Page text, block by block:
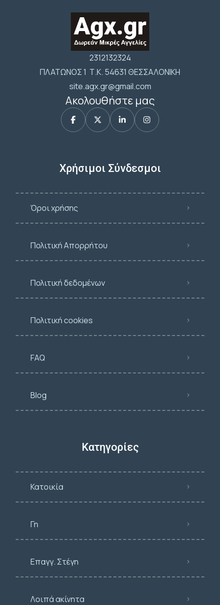
2312132324
ΠΛΑΤΩΝΟΣ 1 Τ.Κ. 54631 ΘΕΣΣΑΛΟΝΙΚΗ
site.agx.gr@gmail.com
Ακολουθήστε μας
Χρήσιμοι Σύνδεσμοι
Όροι χρήσης
Πολιτική Απορρήτου
Πολιτική δεδομένων
Πολιτική cookies
FAQ
Blog
Κατηγορίες
Κατοικία
Γη
Επαγγ. Στέγη
Λοιπά ακίνητα